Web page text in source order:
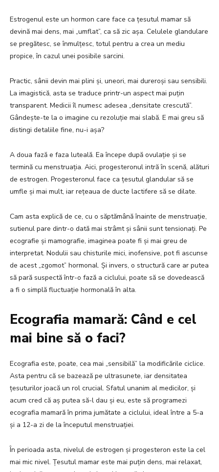
Estrogenul este un hormon care face ca țesutul mamar să
devină mai dens, mai „umflat”, ca să zic așa. Celulele glandulare
se pregătesc, se înmulțesc, totul pentru a crea un mediu
propice, în cazul unei posibile sarcini.
Practic, sânii devin mai plini și, uneori, mai dureroși sau sensibili.
La imagistică, asta se traduce printr-un aspect mai puțin
transparent. Medicii îl numesc adesea „densitate crescută”.
Gândește-te la o imagine cu rezoluție mai slabă. E mai greu să
distingi detaliile fine, nu-i așa?
A doua fază e faza luteală. Ea începe după ovulație și se
termină cu menstruația. Aici, progesteronul intră în scenă, alături
de estrogen. Progesteronul face ca țesutul glandular să se
umfle și mai mult, iar rețeaua de ducte lactifere să se dilate.
Cam asta explică de ce, cu o săptămână înainte de menstruație,
sutienul pare dintr-o dată mai strâmt și sânii sunt tensionați. Pe
ecografie și mamografie, imaginea poate fi și mai greu de
interpretat. Nodulii sau chisturile mici, inofensive, pot fi ascunse
de acest „zgomot” hormonal. Și invers, o structură care ar putea
să pară suspectă într-o fază a ciclului, poate să se dovedească
a fi o simplă fluctuație hormonală în alta.
Ecografia mamară: Când e cel
mai bine să o faci?
Ecografia este, poate, cea mai „sensibilă” la modificările ciclice.
Asta pentru că se bazează pe ultrasunete, iar densitatea
țesuturilor joacă un rol crucial. Sfatul unanim al medicilor, și
acum cred că aș putea să-l dau și eu, este să programezi
ecografia mamară în prima jumătate a ciclului, ideal între a 5-a
și a 12-a zi de la începutul menstruației.
În perioada asta, nivelul de estrogen și progesteron este la cel
mai mic nivel. Țesutul mamar este mai puțin dens, mai relaxat,